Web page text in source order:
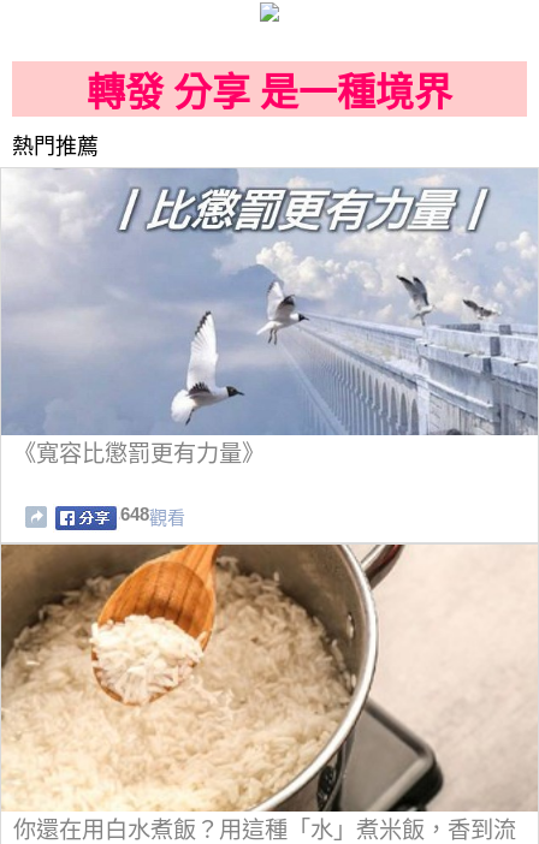
轉發 分享 是一種境界
熱門推薦
《寬容比懲罰更有力量》
648觀看
你還在用白水煮飯？用這種「水」煮米飯，香到流